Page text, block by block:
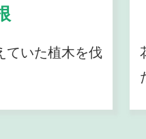
ていた植木を伐